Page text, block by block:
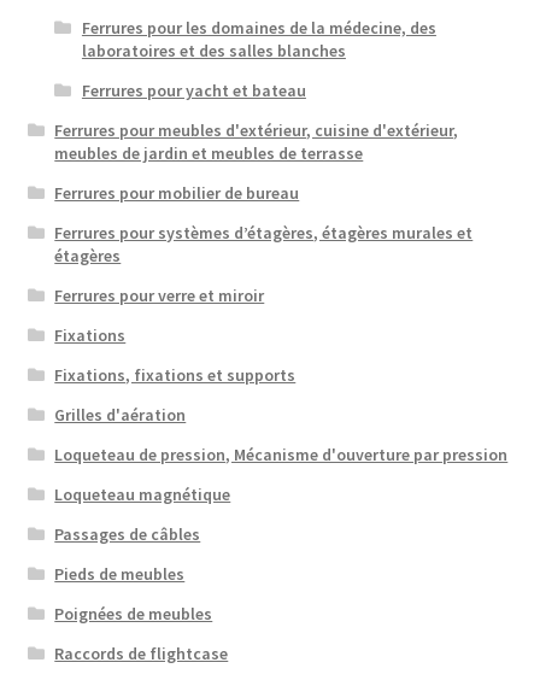
Ferrures pour les domaines de la médecine, des
laboratoires et des salles blanches
Ferrures pour yacht et bateau
Ferrures pour meubles d'extérieur, cuisine d'extérieur,
meubles de jardin et meubles de terrasse
Ferrures pour mobilier de bureau
Ferrures pour systèmes d’étagères, étagères murales et
étagères
Ferrures pour verre et miroir
Fixations
Fixations, fixations et supports
Grilles d'aération
Loqueteau de pression, Mécanisme d'ouverture par pression
Loqueteau magnétique
Passages de câbles
Pieds de meubles
Poignées de meubles
Raccords de flightcase